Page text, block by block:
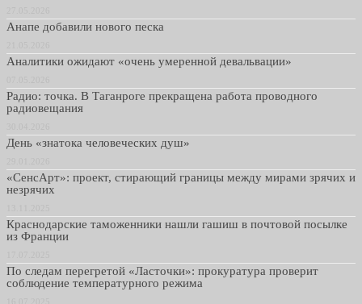
Анапе добавили нового песка
Аналитики ожидают «очень умеренной девальвации»
Радио: точка. В Таганроге прекращена работа проводного
радиовещания
День «знатока человеческих душ»
«СенсАрт»: проект, стирающий границы между мирами зрячих и
незрячих
Краснодарские таможенники нашли гашиш в почтовой посылке
из Франции
По следам перегретой «Ласточки»: прокуратура проверит
соблюдение температурного режима